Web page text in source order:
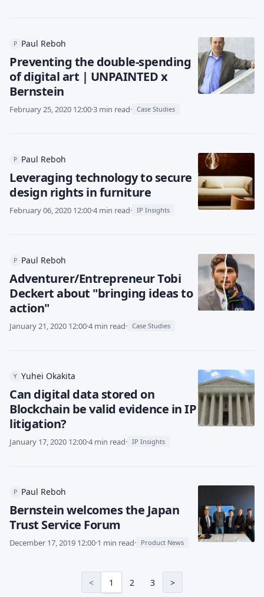
P Paul Reboh
Preventing the double-spending
of digital art | UNPAINTED x
Bernstein
February 25, 2020 12:00·3 min read· Case Studies
P Paul Reboh
Leveraging technology to secure
design rights in furniture
February 06, 2020 12:00·4 min read· IP Insights
P Paul Reboh
Adventurer/Entrepreneur Tobi
Deckert about "bringing ideas to
action"
January 21, 2020 12:00·4 min read· Case Studies
Y Yuhei Okakita
Can digital data stored on
Blockchain be valid evidence in IP
litigation?
January 17, 2020 12:00·4 min read· IP Insights
P Paul Reboh
Bernstein welcomes the Japan
Trust Service Forum
December 17, 2019 12:00·1 min read· Product News
< 1 2 3 >